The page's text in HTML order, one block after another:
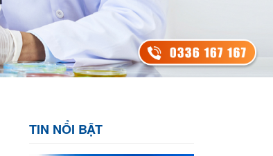
TIN NỔI BẬT